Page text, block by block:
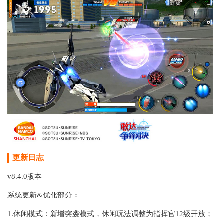
更新日志
v8.4.0版本
系统更新&优化部分：
1.休闲模式：新增突袭模式，休闲玩法调整为指挥官12级开放；